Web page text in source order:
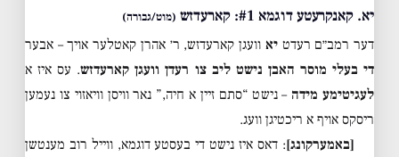
יא. קאנקרעטע דוגמא #1: קארעדזש (מוט/גבורה)
דער רמב״ם רעדטיא וועגן קארעדזש, ר׳ אהרן קאטלער אויך – אבער
די בעלי מוסר האבן נישט ליב צו רעדן וועגן קארעדזש. עס איז א
לעגיטימע מידה – נישט “סתם זיין א חיה,” נאר וויסן וויאזוי צו נעמען
ריסקס אויף א ריכטיגן וועג.
[באמערקונג]: דאס איז נישט די בעסטע דוגמא, ווייל רוב מענטשן